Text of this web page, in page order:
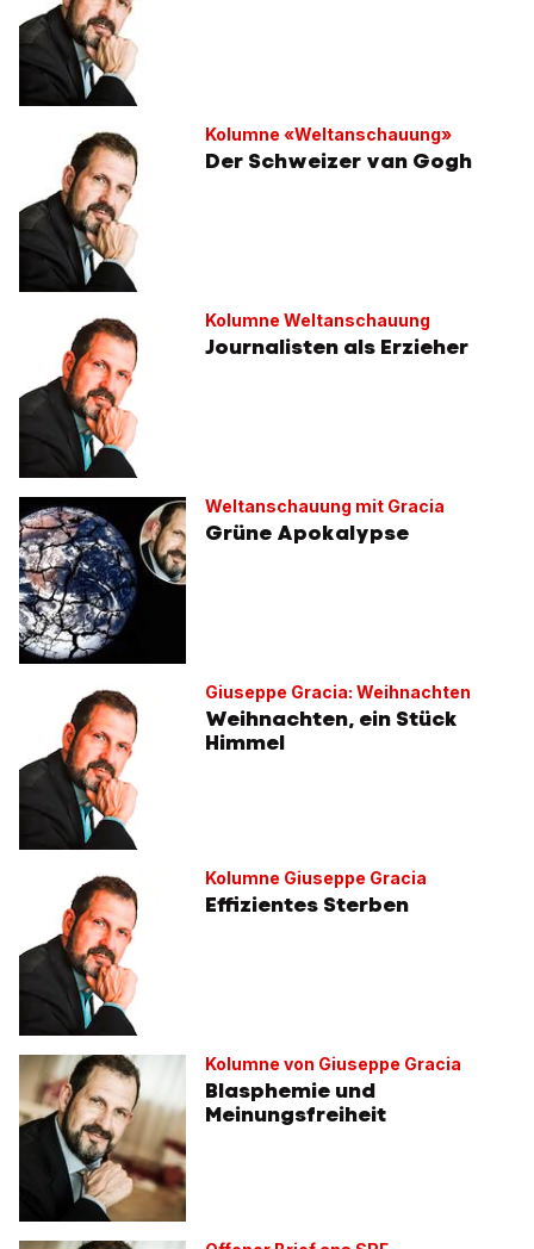
Kolumne «Weltanschauung»
Der Schweizer van Gogh
Kolumne Weltanschauung
Journalisten als Erzieher
Weltanschauung mit Gracia
Grüne Apokalypse
Giuseppe Gracia: Weihnachten
Weihnachten, ein Stück
Himmel
Kolumne Giuseppe Gracia
Effizientes Sterben
Kolumne von Giuseppe Gracia
Blasphemie und
Meinungsfreiheit